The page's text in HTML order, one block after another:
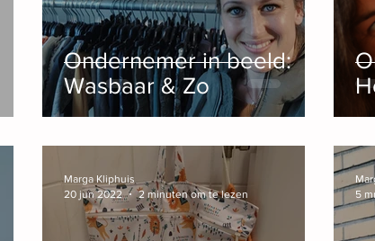
Ondernemer in beeld:
Wasbaar & Zo
Marga Kliphuis
20 jun 2022
2 minuten om te lezen
5